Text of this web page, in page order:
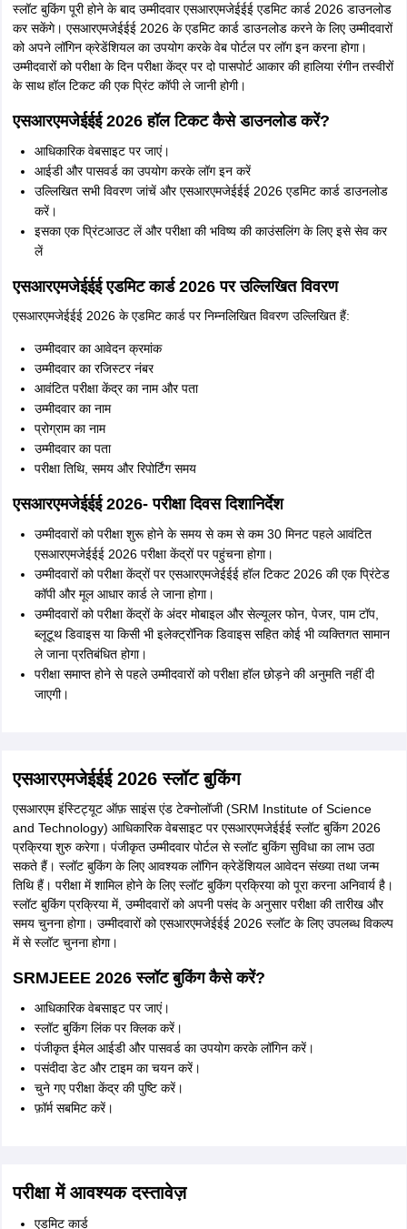
स्लॉट बुकिंग पूरी होने के बाद उम्मीदवार एसआरएमजेईईई एडमिट कार्ड 2026 डाउनलोड
कर सकेंगे। एसआरएमजेईईई 2026 के एडमिट कार्ड डाउनलोड करने के लिए उम्मीदवारों
को अपने लॉगिन क्रेडेंशियल का उपयोग करके वेब पोर्टल पर लॉग इन करना होगा।
उम्मीदवारों को परीक्षा के दिन परीक्षा केंद्र पर दो पासपोर्ट आकार की हालिया रंगीन तस्वीरों
के साथ हॉल टिकट की एक प्रिंट कॉपी ले जानी होगी।
एसआरएमजेईईई 2026 हॉल टिकट कैसे डाउनलोड करें?
आधिकारिक वेबसाइट पर जाएं।
आईडी और पासवर्ड का उपयोग करके लॉग इन करें
उल्लिखित सभी विवरण जांचें और एसआरएमजेईईई 2026 एडमिट कार्ड डाउनलोड
करें।
इसका एक प्रिंटआउट लें और परीक्षा की भविष्य की काउंसलिंग के लिए इसे सेव कर
लें
एसआरएमजेईईई एडमिट कार्ड 2026 पर उल्लिखित विवरण
एसआरएमजेईईई 2026 के एडमिट कार्ड पर निम्नलिखित विवरण उल्लिखित हैं:
उम्मीदवार का आवेदन क्रमांक
उम्मीदवार का रजिस्टर नंबर
आवंटित परीक्षा केंद्र का नाम और पता
उम्मीदवार का नाम
प्रोग्राम का नाम
उम्मीदवार का पता
परीक्षा तिथि, समय और रिपोर्टिंग समय
एसआरएमजेईईई 2026- परीक्षा दिवस दिशानिर्देश
उम्मीदवारों को परीक्षा शुरू होने के समय से कम से कम 30 मिनट पहले आवंटित
एसआरएमजेईईई 2026 परीक्षा केंद्रों पर पहुंचना होगा।
उम्मीदवारों को परीक्षा केंद्रों पर एसआरएमजेईईई हॉल टिकट 2026 की एक प्रिंटेड
कॉपी और मूल आधार कार्ड ले जाना होगा।
उम्मीदवारों को परीक्षा केंद्रों के अंदर मोबाइल और सेल्यूलर फोन, पेजर, पाम टॉप,
ब्लूटूथ डिवाइस या किसी भी इलेक्ट्रॉनिक डिवाइस सहित कोई भी व्यक्तिगत सामान
ले जाना प्रतिबंधित होगा।
परीक्षा समाप्त होने से पहले उम्मीदवारों को परीक्षा हॉल छोड़ने की अनुमति नहीं दी
जाएगी।
एसआरएमजेईईई 2026 स्लॉट बुकिंग
एसआरएम इंस्टिट्यूट ऑफ़ साइंस एंड टेक्नोलॉजी (SRM Institute of Science
and Technology) आधिकारिक वेबसाइट पर एसआरएमजेईईई स्लॉट बुकिंग 2026
प्रक्रिया शुरु करेगा। पंजीकृत उम्मीदवार पोर्टल से स्लॉट बुकिंग सुविधा का लाभ उठा
सकते हैं। स्लॉट बुकिंग के लिए आवश्यक लॉगिन क्रेडेंशियल आवेदन संख्या तथा जन्म
तिथि हैं। परीक्षा में शामिल होने के लिए स्लॉट बुकिंग प्रक्रिया को पूरा करना अनिवार्य है।
स्लॉट बुकिंग प्रक्रिया में, उम्मीदवारों को अपनी पसंद के अनुसार परीक्षा की तारीख और
समय चुनना होगा। उम्मीदवारों को एसआरएमजेईईई 2026 स्लॉट के लिए उपलब्ध विकल्प
में से स्लॉट चुनना होगा।
SRMJEEE 2026 स्लॉट बुकिंग कैसे करें?
आधिकारिक वेबसाइट पर जाएं।
स्लॉट बुकिंग लिंक पर क्लिक करें।
पंजीकृत ईमेल आईडी और पासवर्ड का उपयोग करके लॉगिन करें।
पसंदीदा डेट और टाइम का चयन करें।
चुने गए परीक्षा केंद्र की पुष्टि करें।
फ़ॉर्म सबमिट करें।
परीक्षा में आवश्यक दस्तावेज़
एडमिट कार्ड